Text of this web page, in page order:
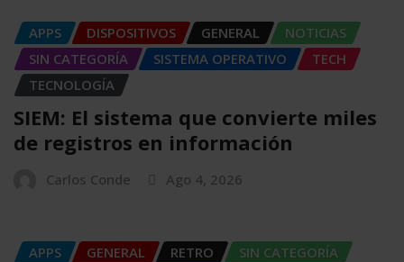
APPS DISPOSITIVOS GENERAL
NOTICIAS
SIN CATEGORÍA
SISTEMA OPERATIVO
TECH
TECNOLOGÍA
SIEM: El sistema que convierte miles
de registros en información
Carlos Conde Ago 4, 2026
APPS GENERAL RETRO
SIN CATEGORÍA